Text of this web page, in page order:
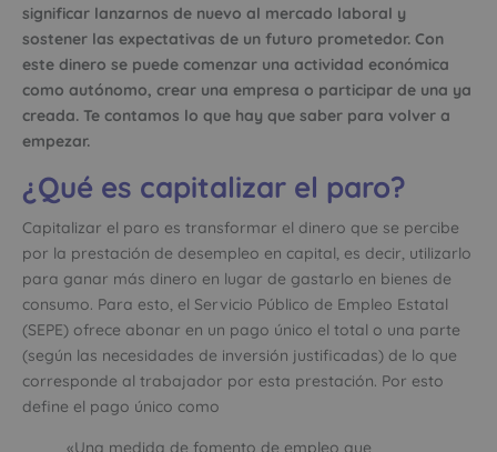
significar lanzarnos de nuevo al mercado laboral y
sostener las expectativas de un futuro prometedor. Con
este dinero se puede comenzar una actividad económica
como autónomo, crear una empresa o participar de una ya
creada. Te contamos lo que hay que saber para volver a
empezar.
¿Qué es capitalizar el paro?
Capitalizar el paro es transformar el dinero que se percibe
por la prestación de desempleo en capital, es decir, utilizarlo
para ganar más dinero en lugar de gastarlo en bienes de
consumo. Para esto, el Servicio Público de Empleo Estatal
(SEPE) ofrece abonar en un pago único el total o una parte
(según las necesidades de inversión justificadas) de lo que
corresponde al trabajador por esta prestación. Por esto
define el pago único como
«Una medida de fomento de empleo que